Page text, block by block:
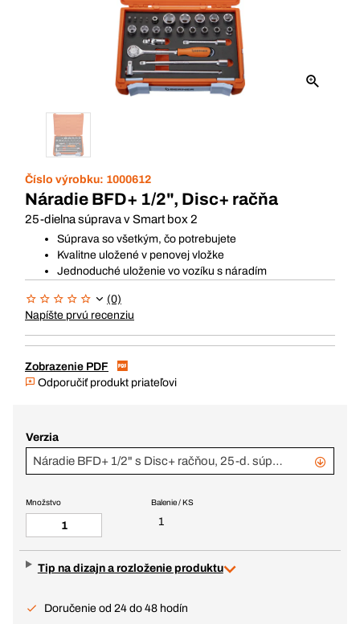
Číslo výrobku: 1000612
Náradie BFD+ 1/2", Disc+ račňa
25-dielna súprava v Smart box 2
Súprava so všetkým, čo potrebujete
Kvalitne uložené v penovej vložke
Jednoduché uloženie vo vozíku s náradím
(0)
Napíšte prvú recenziu
Zobrazenie PDF
Odporučiť produkt priateľovi
Verzia
Náradie BFD+ 1/2" s Disc+ račňou, 25-d. súprava v S-box
Balenie / KS
1
Množstvo
Tip na dizajn a rozloženie produktu
Doručenie od 24 do 48 hodín